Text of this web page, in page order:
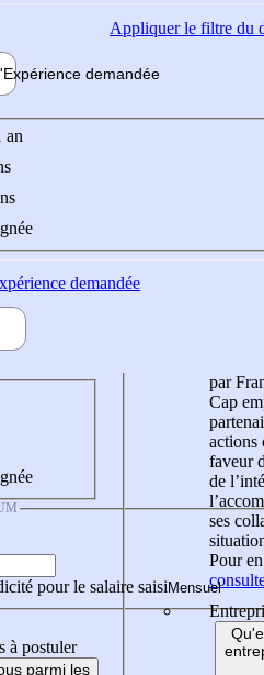
Appliquerle filtre du
Expérience demandée
an
demandée
pour le salaire saisi
à postuler
parmi les
par
Cap
actions
faveur
de
ses
Pour